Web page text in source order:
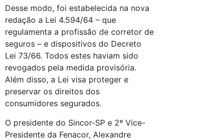
Desse modo, foi estabelecida na nova
redação a Lei 4.594/64 – que
regulamenta a profissão de corretor de
seguros – e dispositivos do Decreto
Lei 73/66. Todos estes haviam sido
revogados pela medida provisória.
Além disso, a Lei visa proteger e
preservar os direitos dos
consumidores segurados.
O presidente do Sincor-SP e 2º Vice-
Presidente da Fenacor, Alexandre